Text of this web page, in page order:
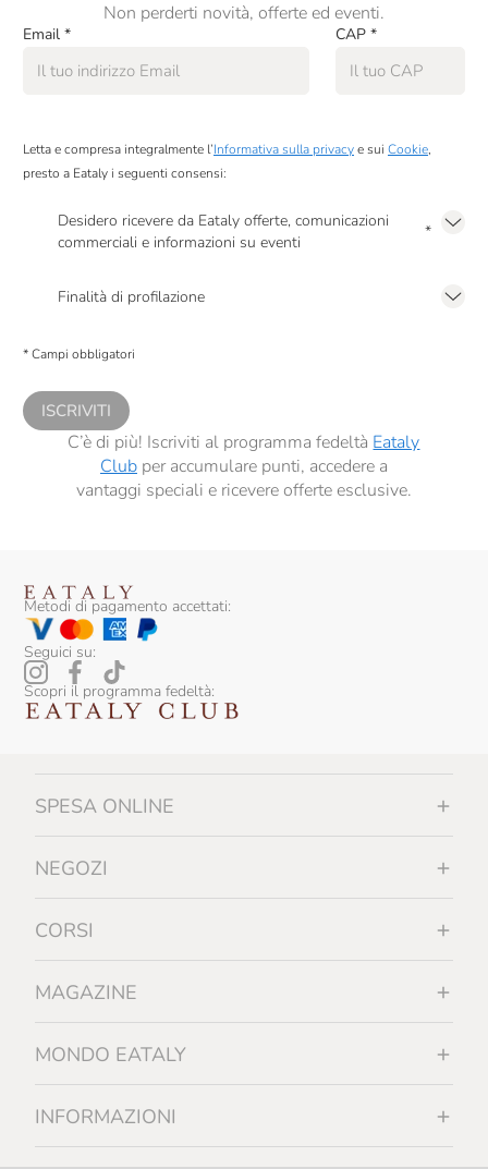
Non perderti novità, offerte ed eventi.
Email * CAP *
Letta e compresa integralmente l’Informativa sulla privacye sui Cookie,
presto a Eataly i seguenti consensi:
Desidero ricevere da Eataly offerte, comunicazioni
commerciali e informazioni su eventi
*
Finalità di profilazione
comunicazioni commerciali personalizzate, in caso di consenso prestato ai
* Campi obbligatori
ISCRIVITI
C’è di più! Iscriviti al programma fedeltà Eataly
Clubper accumulare punti, accedere a
vantaggi speciali e ricevere offerte esclusive.
Metodi di pagamento accettati:
Seguici su:
Scopri il programma fedeltà:
SPESA ONLINE
NEGOZI
CORSI
MAGAZINE
MONDO EATALY
INFORMAZIONI